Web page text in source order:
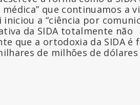
que continuamos a
a “ciência por
da SIDA totalmente não
que a ortodoxia da SIDA é
de milhões de dólares